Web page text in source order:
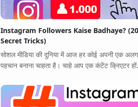
Instagram Followers Kaise Badhaye?
Secret Tricks)
सोशल मीडिया की दुनिया में आज हर कोई अपनी एक अलग
पहचान बनाना चाहता है। चाहे आप एक कंटेंट क्रिएटर